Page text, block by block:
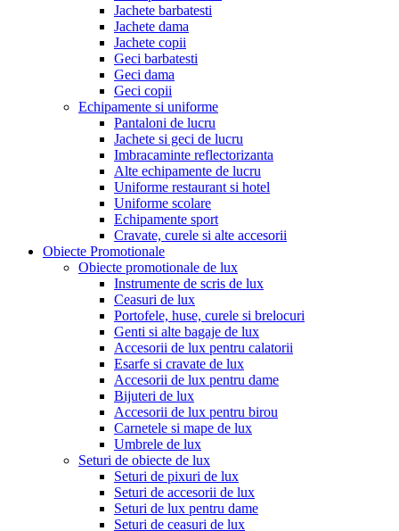
Jachete barbatesti
Jachete dama
Jachete copii
Geci barbatesti
Geci dama
Geci copii
Echipamente si uniforme
Pantaloni de lucru
Jachete si geci de lucru
Imbracaminte reflectorizanta
Alte echipamente de lucru
Uniforme restaurant si hotel
Uniforme scolare
Echipamente sport
Cravate, curele si alte accesorii
Obiecte Promotionale
Obiecte promotionale de lux
Instrumente de scris de lux
Ceasuri de lux
Portofele, huse, curele si brelocuri
Genti si alte bagaje de lux
Accesorii de lux pentru calatorii
Esarfe si cravate de lux
Accesorii de lux pentru dame
Bijuteri de lux
Accesorii de lux pentru birou
Carnetele si mape de lux
Umbrele de lux
Seturi de obiecte de lux
Seturi de pixuri de lux
Seturi de accesorii de lux
Seturi de lux pentru dame
Seturi de ceasuri de lux